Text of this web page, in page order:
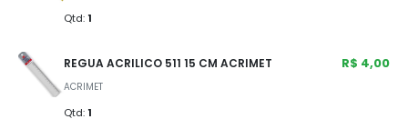
Qtd: 1
REGUA ACRILICO 511 15 CM ACRIMET
ACRIMET
Qtd: 1
R$ 4,00